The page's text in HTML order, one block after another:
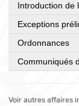
Introduction de
Exceptions
Ordonnances
Communiqués
Voir autres affaires